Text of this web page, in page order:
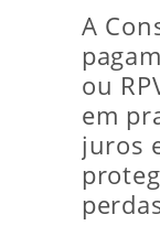
A
ou
em
juros